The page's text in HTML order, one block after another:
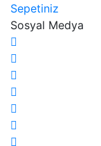
Sepetiniz
Sosyal Medya